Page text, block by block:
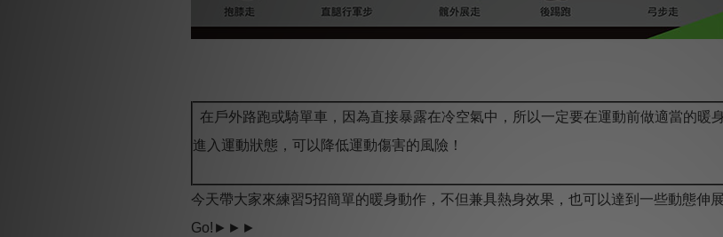
在戶外路跑或騎單車，因為直接暴露在冷空氣中，所以一定要在運動前做適當的暖
進入運動狀態，可以降低運動傷害的風險！
今天帶大家來練習5招簡單的暖身動作，不但兼具熱身效果，也可以達到一些動態伸
Go!►►►